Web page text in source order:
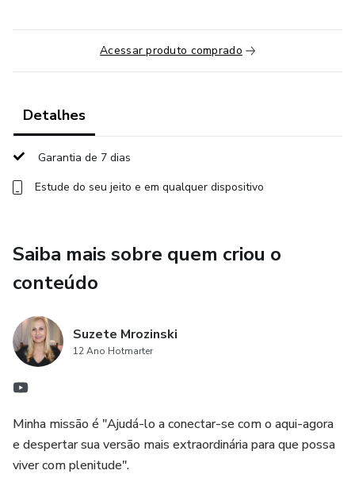
Já imaginou possuir um conhecimento transformador, capaz
de mudar a sua maneira de ver, pensar, sentir, ter e fazer
mais dinheiro? Ficou interessado? Participe do
RIQUEZA, com a master coach e terapeuta Suzete
Mrozinski.
Acessar produto comprado
Detalhes
Garantia de 7 dias
Estude do seu jeito e em qualquer dispositivo
Saiba mais sobre quem criou o
conteúdo
Suzete Mrozinski
12 Ano Hotmarter
Minha missão é "Ajudá-lo a conectar-se com o aqui-agora
e despertar sua versão mais extraordinária para que possa
viver com plenitude".